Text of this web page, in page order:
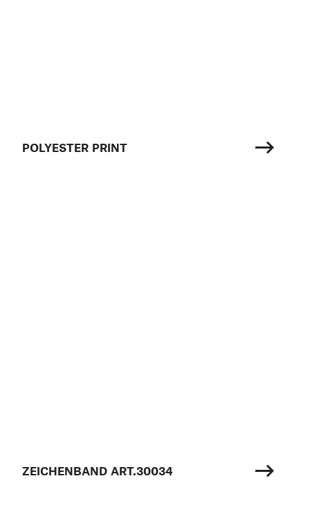
POLYESTER PRINT
ZEICHENBAND ART.30034